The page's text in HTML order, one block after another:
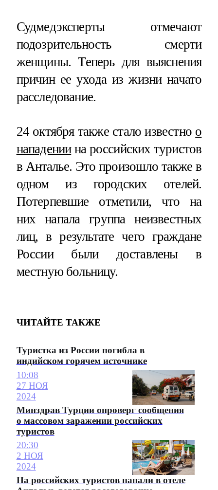
Судмедэксперты отмечают
подозрительность смерти
женщины. Теперь для выяснения
причин ее ухода из жизни начато
расследование.
24 октября также стало известно о
нападениина российских туристов
в Анталье. Это произошло также в
одном из городских отелей.
Потерпевшие отметили, что на
них напала группа неизвестных
лиц, в результате чего граждане
России были доставлены в
местную больницу.
ЧИТАЙТЕ ТАКЖЕ
Туристка из России погибла в
индийском горячем источнике
10:08
27 НОЯ
2024
Минздрав Турции опроверг сообщения
о массовом заражении российских
туристов
20:30
2 НОЯ
2024
На российских туристов напали в отеле